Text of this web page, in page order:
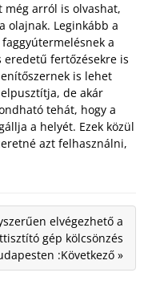
arról is olvashat,
olajnak. Leginkább a
a
fertőzésekre is
is lehet
de akár
tehát, hogy a
a helyét. Ezek közül
azt felhasználni,
elvégezhető a
gép kölcsönzés
:Következő »